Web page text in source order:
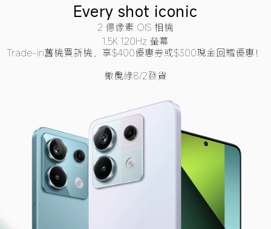
Every shot iconic
2 億像素 OIS 相機
1.5K 120Hz 螢幕
Trade-in舊機買新機，享$400優惠券或$300現金回贈優惠！
橄欖綠8/2發貨